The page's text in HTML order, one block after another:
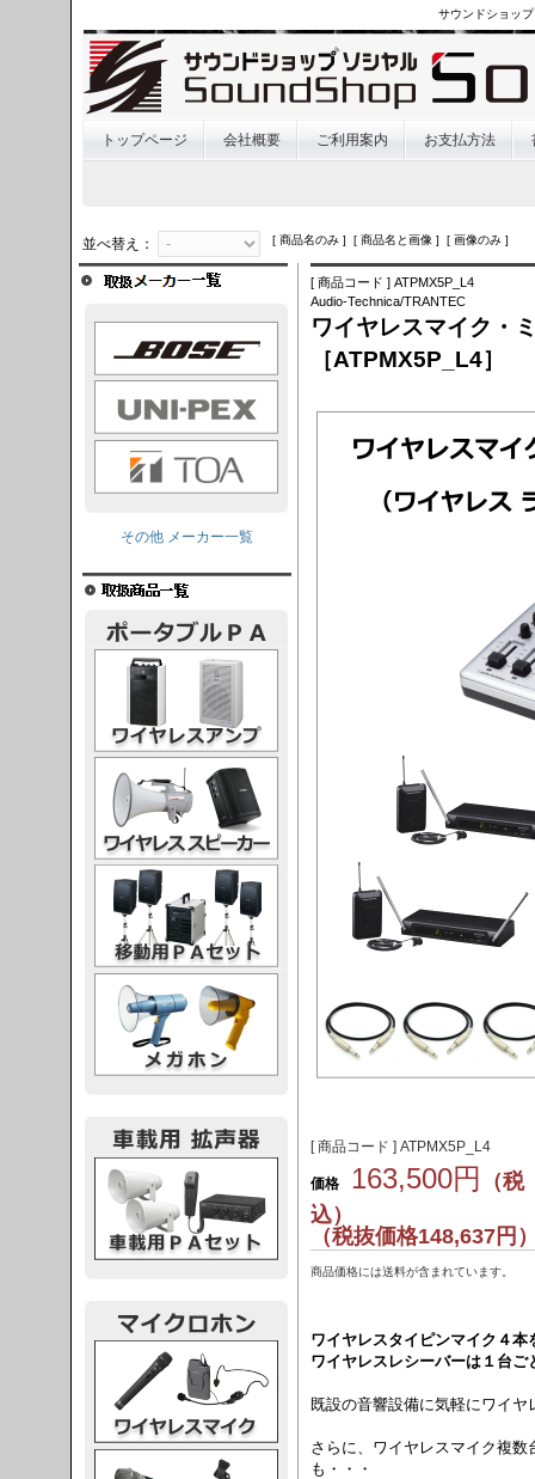
サウンドショッ
トップページ 会社概要 ご利用案内 お支払方法
並べ替え： [ 商品名のみ ] [ 商品名と画像 ] [ 画像のみ ]
[ 商品コード ] ATPMX5P_L4
Audio-Technica/TRANTEC
ワイヤレスマイク・
［ATPMX5P_L4］
[ 商品コード ] ATPMX5P_L4
価格 163,500円 （税
込）
（税抜価格148,637円
商品価格には送料が含まれています。
ワイヤレスタイピンマイク４
ワイヤレスレシーバーは１台
既設の音響設備に気軽にワイ
さらに、ワイヤレスマイク複
も・・・
その他 メーカー一覧